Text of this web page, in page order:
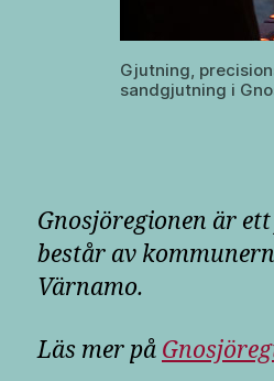
Gjutning,
sandgjutning i
Gnosjöregionen är
består av
Värnamo.
Läs mer på